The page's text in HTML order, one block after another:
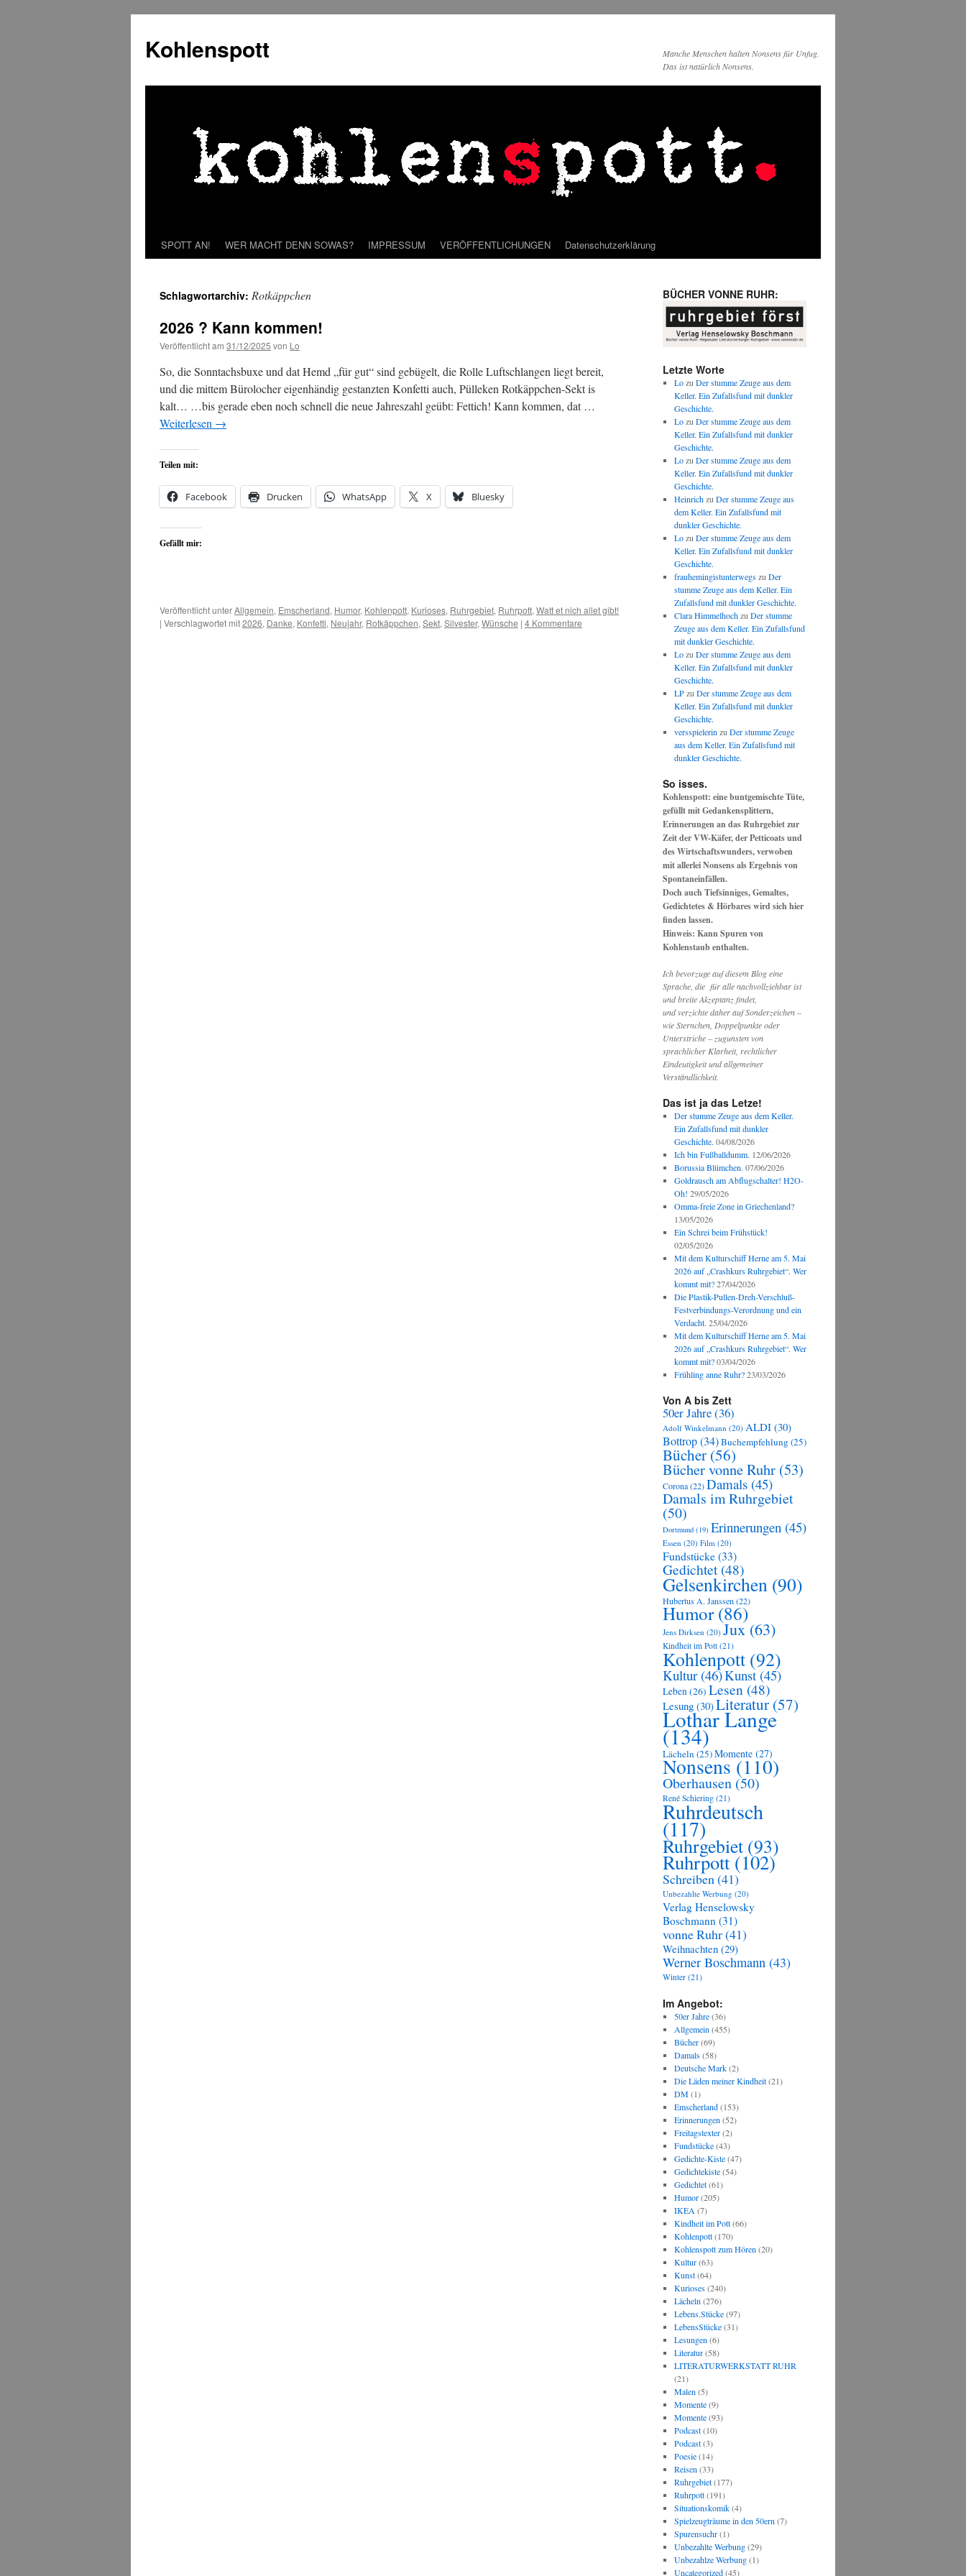
springen
Kohlenspott
Manche Menschen halten Nonsens für Unfug.
Das ist natürlich Nonsens.
SPOTT AN! WER MACHT DENN SOWAS? IMPRESSUM VERÖFFENTLICHUNGEN Datenschutzerklärung
Schlagwortarchiv: Rotkäppchen
2026 ? Kann kommen!
Veröffentlicht am 31/12/2025 von Lo
So, die Sonntachsbuxe und dat Hemd „für gut“ sind gebügelt, die Rolle Luftschlangen liegt bereit,
und die mittem Bürolocher eigenhändig gestanzten Konfetti auch, Pülleken Rotkäppchen-Sekt is
kalt… …bis gerade eben noch schnell die neue Jahreszahl geübt: Fettich! Kann kommen, dat …
Weiterlesen →
Teilen mit:
Facebook Drucken WhatsApp X Bluesky
Gefällt mir:
Veröffentlicht unterAllgemein, Emscherland, Humor, Kohlenpott, Kurioses, Ruhrgebiet, Ruhrpott, Watt et nich allet gibt!
| Verschlagwortet mit2026, Danke, Konfetti, Neujahr, Rotkäppchen, Sekt, Silvester, Wünsche | 4 Kommentare
BÜCHER VONNE RUHR:
Letzte Worte
LozuDer stumme Zeuge aus dem
Keller. Ein Zufallsfund mit dunkler
Geschichte.
LozuDer stumme Zeuge aus dem
Keller. Ein Zufallsfund mit dunkler
Geschichte.
LozuDer stumme Zeuge aus dem
Keller. Ein Zufallsfund mit dunkler
Geschichte.
HeinrichzuDer stumme Zeuge aus
dem Keller. Ein Zufallsfund mit
dunkler Geschichte.
LozuDer stumme Zeuge aus dem
Keller. Ein Zufallsfund mit dunkler
Geschichte.
frauhemingistunterwegszuDer
stumme Zeuge aus dem Keller. Ein
Zufallsfund mit dunkler Geschichte.
Clara HimmelhochzuDer stumme
Zeuge aus dem Keller. Ein Zufallsfund
mit dunkler Geschichte.
LozuDer stumme Zeuge aus dem
Keller. Ein Zufallsfund mit dunkler
Geschichte.
LPzuDer stumme Zeuge aus dem
Keller. Ein Zufallsfund mit dunkler
Geschichte.
versspielerinzuDer stumme Zeuge
aus dem Keller. Ein Zufallsfund mit
dunkler Geschichte.
So isses.
Kohlenspott: eine buntgemischte Tüte,
gefüllt mit Gedankensplittern,
Erinnerungen an das Ruhrgebiet zur
Zeit der VW-Käfer, der Petticoats und
des Wirtschaftswunders, verwoben
mit allerlei Nonsens als Ergebnis von
Spontaneinfällen.
Doch auch Tiefsinniges, Gemaltes,
Gedichtetes & Hörbares wird sich hier
finden lassen.
Hinweis: Kann Spuren von
Kohlenstaub enthalten.
Ich bevorzuge auf diesem Blog eine
Sprache, die für alle nachvollziehbar ist
und breite Akzeptanz findet,
und verzichte daher auf Sonderzeichen –
wie Sternchen, Doppelpunkte oder
Unterstriche – zugunsten von
sprachlicher Klarheit, rechtlicher
Eindeutigkeit und allgemeiner
Verständlichkeit.
Das ist ja das Letze!
Der stumme Zeuge aus dem Keller.
Ein Zufallsfund mit dunkler
Geschichte. 04/08/2026
Ich bin Fußballdumm. 12/06/2026
Borussia Blümchen. 07/06/2026
Goldrausch am Abflugschalter! H2O-
Oh! 29/05/2026
Omma-freie Zone in Griechenland?
13/05/2026
Ein Schrei beim Frühstück!
02/05/2026
Mit dem Kulturschiff Herne am 5. Mai
2026 auf „Crashkurs Ruhrgebiet“. Wer
kommt mit? 27/04/2026
Die Plastik-Pullen-Dreh-Verschluß-
Festverbindungs-Verordnung und ein
Verdacht. 25/04/2026
Mit dem Kulturschiff Herne am 5. Mai
2026 auf „Crashkurs Ruhrgebiet“. Wer
kommt mit? 03/04/2026
Frühling anne Ruhr? 23/03/2026
Von A bis Zett
50er Jahre(36)
Adolf Winkelmann (20) ALDI (30)
Bottrop(34)Buchempfehlung (25)
Bücher (56)
Bücher vonne Ruhr (53)
Corona(22)Damals (45)
Damals im Ruhrgebiet
(50)
Dortmund (19) Erinnerungen (45)
Essen (20) Film (20)
Fundstücke(33)
Gedichtet(48)
Gelsenkirchen (90)
Hubertus A. Janssen(22)
Humor(86)
Jens Dirksen (20) Jux (63)
Kindheit im Pott (21)
Kohlenpott (92)
Kultur(46)Kunst (45)
Leben(26) Lesen (48)
Lesung (30)Literatur (57)
Lothar Lange
(134)
Lächeln (25)Momente (27)
Nonsens(110)
Oberhausen (50)
René Schiering (21)
Ruhrdeutsch
(117)
Ruhrgebiet (93)
Ruhrpott(102)
Schreiben(41)
Unbezahlte Werbung (20)
Verlag Henselowsky
Boschmann (31)
vonne Ruhr(41)
Weihnachten (29)
Werner Boschmann (43)
Winter (21)
Im Angebot:
50er Jahre(36)
Allgemein(455)
Bücher(69)
Damals(58)
Deutsche Mark(2)
Die Läden meiner Kindheit(21)
DM(1)
Emscherland(153)
Erinnerungen(52)
Freitagstexter(2)
Fundstücke(43)
Gedichte-Kiste(47)
Gedichtekiste(54)
Gedichtet(61)
Humor(205)
IKEA(7)
Kindheit im Pott(66)
Kohlenpott(170)
Kohlenspott zum Hören(20)
Kultur(63)
Kunst(64)
Kurioses(240)
Lächeln(276)
Lebens.Stücke(97)
LebensStücke(31)
Lesungen(6)
Literatur(58)
LITERATURWERKSTATT RUHR
(21)
Malen(5)
Momente(9)
Momente(93)
Podcast(10)
Podcast(3)
Poesie(14)
Reisen(33)
Ruhrgebiet(177)
Ruhrpott(191)
Situationskomik(4)
Spielzeugträume in den 50ern(7)
Spurensuchr(1)
Unbezahlte Werbung(29)
Unbezahlze Werbung(1)
Uncategorized(45)